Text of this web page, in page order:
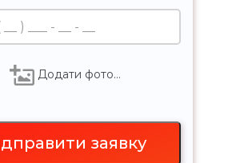
Додати фото…